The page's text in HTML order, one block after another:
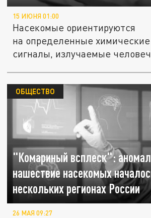
15 ИЮНЯ 01:00
Насекомые ориентируются
на определенные
сигналы, излучаемые
"Комариный всплеск":
нашествие насекомых
нескольких регионах России
ОБЩЕСТВО
26 МАЯ 09:27